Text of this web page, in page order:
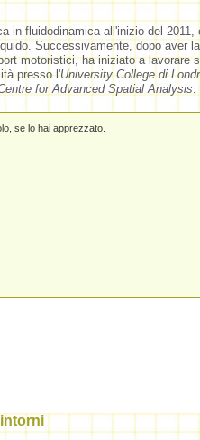
in fluidodinamica all'inizio del 2011,
Successivamente, dopo aver
motoristici, ha iniziato a lavorare
presso l'University College di
for Advanced Spatial Analysis
se lo hai apprezzato.